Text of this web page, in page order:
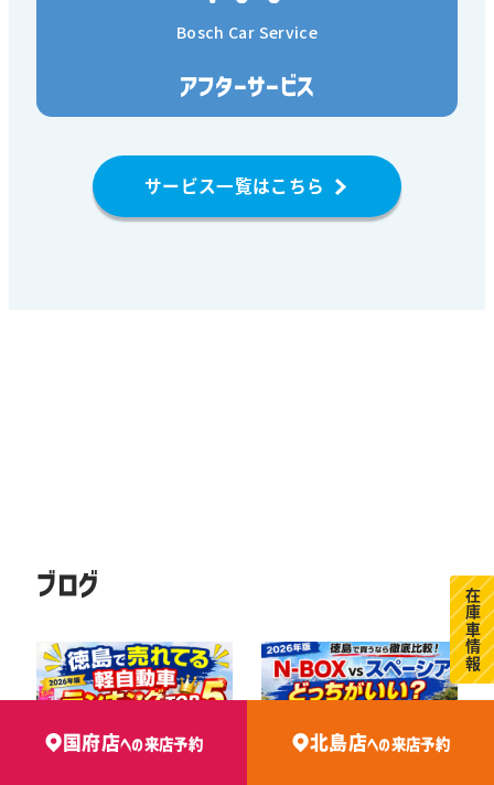
国府店への来店予約 北島店への来店予約
在庫車情報
Bosch Car Service
アフターサービス
サービス一覧はこちら
ブログ